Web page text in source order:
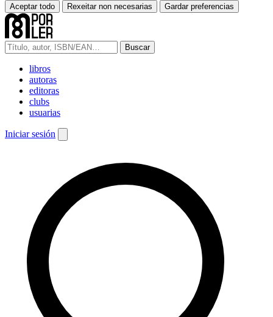
Aceptar todo Rexeitar non necesarias Gardar preferencias
Buscar
libros
autoras
editoras
clubs
usuarias
Iniciar sesión